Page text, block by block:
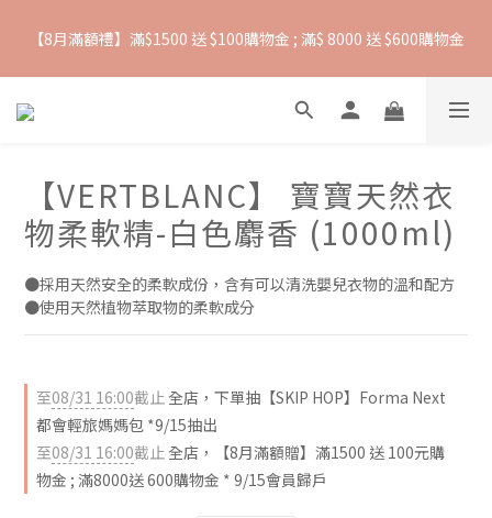
抵抗熱浪必備用品︱滿$2500贈 Farlin EDI超純水溼紙巾
【8月滿額禮】滿$1500 送 $100購物金 ; 滿$ 8000 送 $600購物金
【爸氣一夏 】推車汽座 滿 $5000 送$ 388  滿 $10,000 送 $888 購
抵抗熱浪必備用品︱滿$2500贈 Farlin EDI超純水溼紙巾
【VERTBLANC】 寶寶天然衣
物柔軟精-白色麝香 (1000ml)
●採用天然安全的柔軟成份，含有可以清洗嬰兒衣物的溫和配方
●使用天然植物萃取物的柔軟成分
至08/31 16:00截止 全店，下單抽【SKIP HOP】Forma Next
都會輕旅媽媽包 *9/15抽出
至08/31 16:00截止 全店，【8月滿額贈】滿1500 送 100元購
物金 ; 滿8000送 600購物金 * 9/15會員歸戶